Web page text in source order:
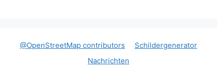
@OpenStreetMap contributors
Schildergenerator
Nachrichten